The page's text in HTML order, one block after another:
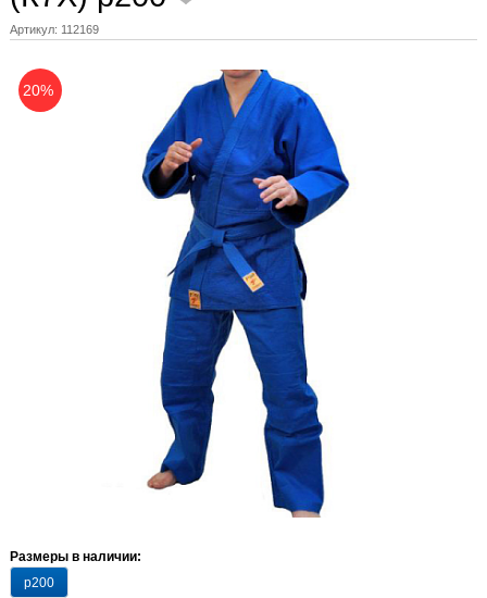
Артикул: 112169
20%
Размеры в наличии:
р200